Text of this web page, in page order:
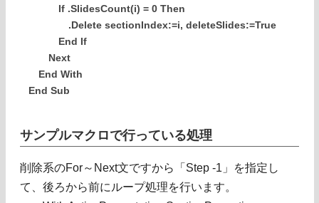
If .SlidesCount(i) = 0 Then
.Delete sectionIndex:=i, deleteSlides:=True
End If
Next
End With
End Sub
サンプルマクロで行っている処理
削除系のFor～Next文ですから「Step -1」を指定し
て、後ろから前にループ処理を行います。